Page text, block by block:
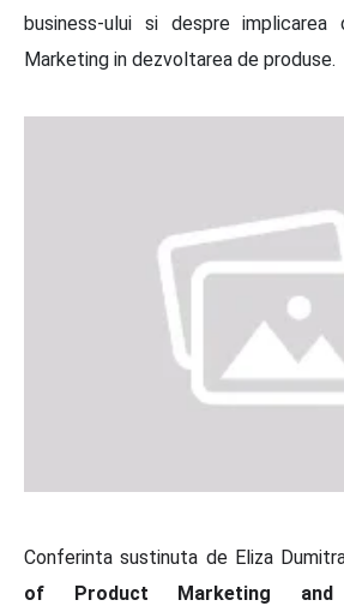
business-ului si despre implicarea
Marketing in dezvoltarea de produse.
Conferinta sustinuta de Eliza
of Product Marketing and